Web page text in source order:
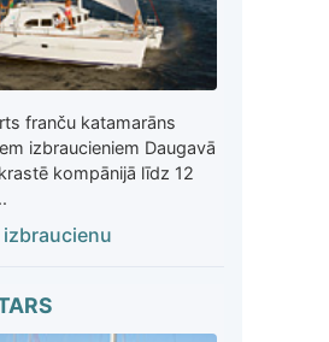
franču katamarāns
izbraucieniem Daugavā
kompānijā līdz 12